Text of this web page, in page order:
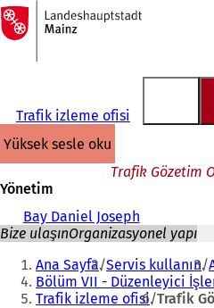
İçeriğe atla
Ana
sayfaya
Trafik izleme ofisi
yüksek sesle oku
Trafik Gözetim
Yönetim
Bay Daniel Joseph
Bize ulaşınOrganizasyonel yapı
Buradasınız:
Ana Sayfa Servis kullanın
Bölüm VII - Düzenleyici
Trafik izleme ofisi Trafik